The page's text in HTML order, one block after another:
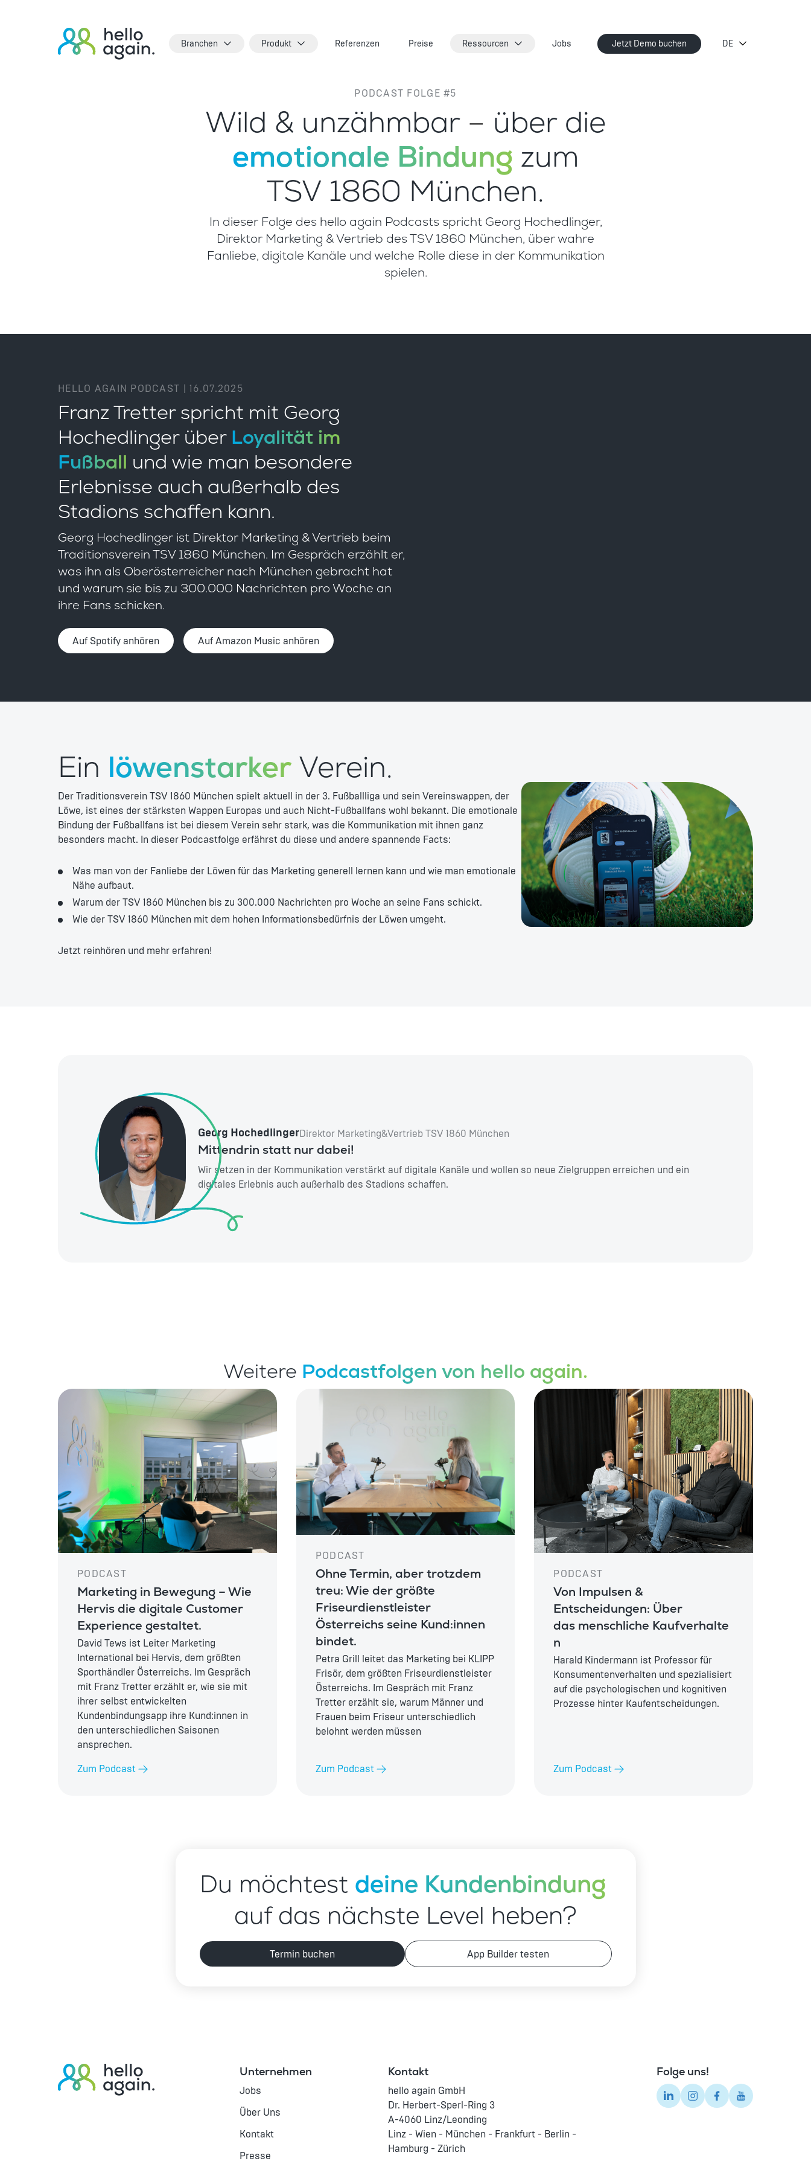
Branchen Produkt Referenzen Preise Ressourcen Jobs Jetzt Demo buchen
PODCAST FOLGE #5
Wild & unzähmbar – über die
emotionale Bindung zum
TSV 1860 München.
In dieser Folge des hello again Podcasts spricht Georg Hochedlinger,
Direktor Marketing & Vertrieb des TSV 1860 München, über wahre
Fanliebe, digitale Kanäle und welche Rolle diese in der Kommunikation
spielen.
HELLO AGAIN PODCAST | 16.07.2025
Franz Tretter spricht mit Georg
Hochedlinger über Loyalität im
Fußball und wie man besondere
Erlebnisse auch außerhalb des
Stadions schaffen kann.
Georg Hochedlinger ist Direktor Marketing & Vertrieb beim
Traditionsverein TSV 1860 München. Im Gespräch erzählt er,
was ihn als Oberösterreicher nach München gebracht hat
und warum sie bis zu 300.000 Nachrichten pro Woche an
ihre Fans schicken.
Auf Spotify anhören Auf Amazon Music anhören
Ein löwenstarker Verein.
Der Traditionsverein TSV 1860 München spielt aktuell in der 3. Fußballliga und sein Vereinswappen, der
Löwe, ist eines der stärksten Wappen Europas und auch Nicht-Fußballfans wohl bekannt. Die emotionale
Bindung der Fußballfans ist bei diesem Verein sehr stark, was die Kommunikation mit ihnen ganz
besonders macht. In dieser Podcastfolge erfährst du diese und andere spannende Facts:
Was man von der Fanliebe der Löwen für das Marketing generell lernen kann und wie man emotionale
Nähe aufbaut.
Warum der TSV 1860 München bis zu 300.000 Nachrichten pro Woche an seine Fans schickt.
Wie der TSV 1860 München mit dem hohen Informationsbedürfnis der Löwen umgeht.
Jetzt reinhören und mehr erfahren!
Georg HochedlingerDirektor Marketing&Vertrieb TSV 1860 München
Mittendrin statt nur dabei!
Wir setzen in der Kommunikation verstärkt auf digitale Kanäle und wollen so neue Zielgruppen erreichen und ein
digitales Erlebnis auch außerhalb des Stadions schaffen.
Weitere Podcastfolgen von hello again.
PODCAST
Marketing in Bewegung – Wie
Hervis die digitale Customer
Experience gestaltet.
David Tews ist Leiter Marketing
International bei Hervis, dem größten
Sporthändler Österreichs. Im Gespräch
mit Franz Tretter erzählt er, wie sie mit
ihrer selbst entwickelten
Kundenbindungsapp ihre Kund:innen in
den unterschiedlichen Saisonen
ansprechen.
Zum Podcast
PODCAST
Ohne Termin, aber trotzdem
treu: Wie der größte
Friseurdienstleister
Österreichs seine Kund:innen
bindet.
Petra Grill leitet das Marketing bei KLIPP
Frisör, dem größten Friseurdienstleister
Österreichs. Im Gespräch mit Franz
Tretter erzählt sie, warum Männer und
Frauen beim Friseur unterschiedlich
belohnt werden müssen
Zum Podcast
PODCAST
Von Impulsen &
Entscheidungen: Über
das menschliche Kaufverhalte
n
Harald Kindermann ist Professor für
Konsumentenverhalten und spezialisiert
auf die psychologischen und kognitiven
Prozesse hinter Kaufentscheidungen.
Zum Podcast
Du möchtest deine Kundenbindung
auf das nächste Level heben?
Termin buchen App Builder testen
Unternehmen
Jobs
Über Uns
Kontakt
Presse
Kontakt
hello again GmbH
Dr. Herbert-Sperl-Ring 3
A-4060 Linz/Leonding
Linz - Wien - München - Frankfurt - Berlin -
Hamburg - Zürich
Folge uns!